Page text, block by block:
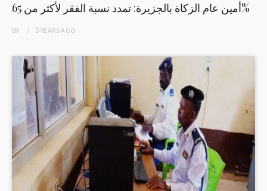
أمين عام الزكاة بالجزيرة: تمدد نسبة الفقر لأكثر من 65%
BY 5 YEARSAGO